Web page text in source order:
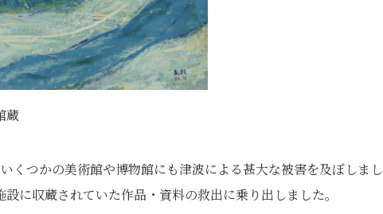
蔵
くつかの美術館や博物館にも津波による甚大な被害を及ぼしまし
に収蔵されていた作品・資料の救出に乗り出しました。